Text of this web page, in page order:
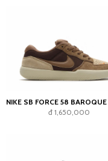
đ 1,650,000